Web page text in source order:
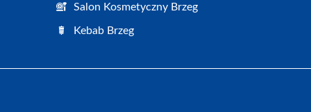
Salon Kosmetyczny Brzeg
Kebab Brzeg